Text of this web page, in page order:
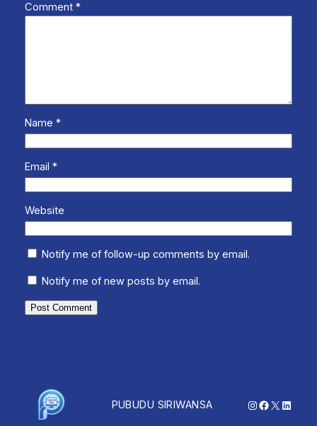
Comment *
Name *
Email *
Website
Notify me of follow-up comments by email.
Notify me of new posts by email.
PUBUDU SIRIWANSA Instagram
Facebook
X